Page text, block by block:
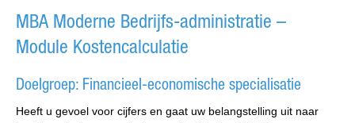
MBA Moderne Bedrijfs-administratie –
Module Kostencalculatie
Doelgroep: Financieel-economische specialisatie
Heeft u gevoel voor cijfers en gaat uw belangstelling uit naar